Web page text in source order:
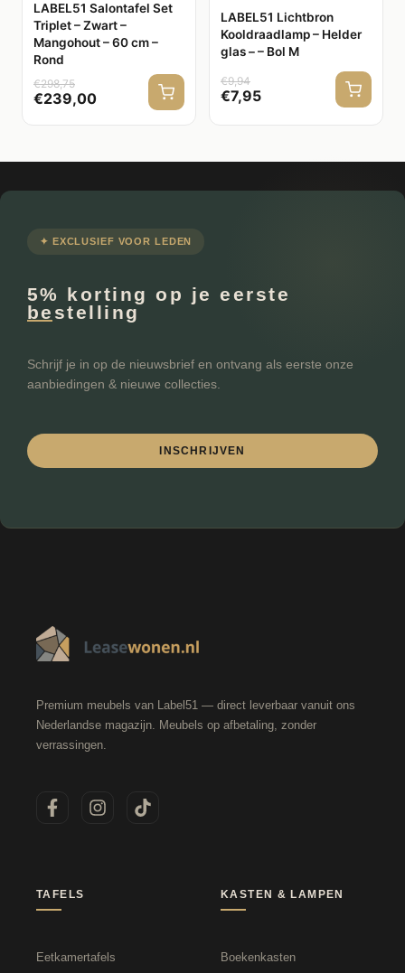
LABEL51 Salontafel Set
Triplet – Zwart –
Mangohout – 60 cm –
Rond
€298,75
€239,00
LABEL51 Lichtbron
Kooldraadlamp – Helder
glas – – Bol M
€9,94
€7,95
✦ EXCLUSIEF VOOR LEDEN
5% korting op je eerste
bestelling
Schrijf je in op de nieuwsbrief en ontvang als eerste onze
aanbiedingen & nieuwe collecties.
INSCHRIJVEN
Premium meubels van Label51 — direct leverbaar vanuit ons
Nederlandse magazijn. Meubels op afbetaling, zonder
verrassingen.
TAFELS
Eetkamertafels
KASTEN & LAMPEN
Boekenkasten